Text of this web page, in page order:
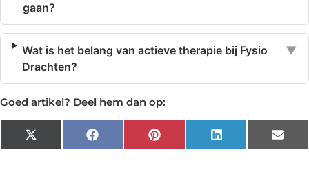
gaan?
Wat is het belang van actieve therapie bij Fysio
Drachten?
▼
Goed artikel? Deel hem dan op:
X
(Twitter)
Facebook Pinterest LinkedIn